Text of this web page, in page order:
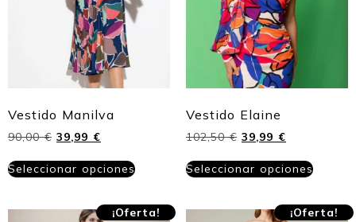
Vestido Manilva
90,00€ 39,99 €
Seleccionar opciones
Vestido Elaine
102,50€ 39,99 €
Seleccionar opciones
¡Oferta! ¡Oferta!